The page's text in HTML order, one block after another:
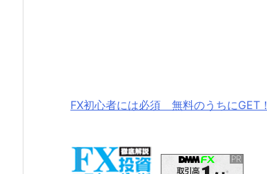
FX初心者には必須 無料のうちにGET！